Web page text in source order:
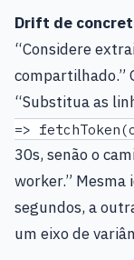
Drift de
“Considere
compartilhado.”
“Substitua as
=>
30s, senão o
worker.”
segundos, a
um eixo de